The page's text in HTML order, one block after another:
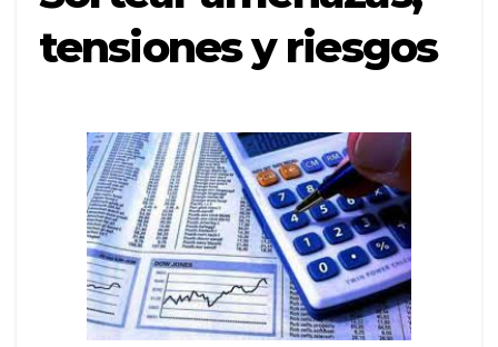
tensiones y riesgos